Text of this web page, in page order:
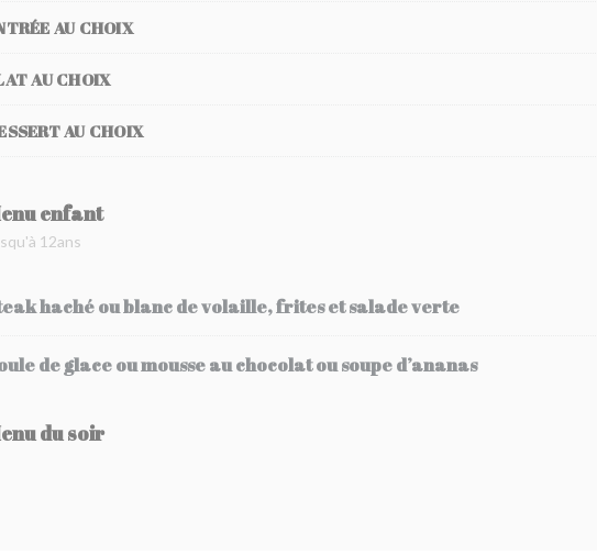
AU CHOIX
AU CHOIX
AU CHOIX
enfant
12ans
haché ou blanc de volaille, frites et salade verte
de glace ou mousse au chocolat ou soupe d’ananas
du soir